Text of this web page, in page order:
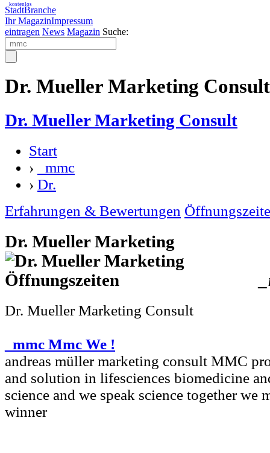
StadtBranche
Ihr MagazinImpressum
kostenlos
eintragen News Magazin Suche:
Dr. Mueller Marketing
Dr. Mueller Marketing Consult
Start
›
_mmc
› Dr.
Erfahrungen & Bewertungen
Dr. Mueller Marketing
Dr. Mueller Marketing Consult
_mmc Mmc We !
andreas müller marketing consult MMC
and solution in lifesciences biomedicine
science and we speak science together we
winner